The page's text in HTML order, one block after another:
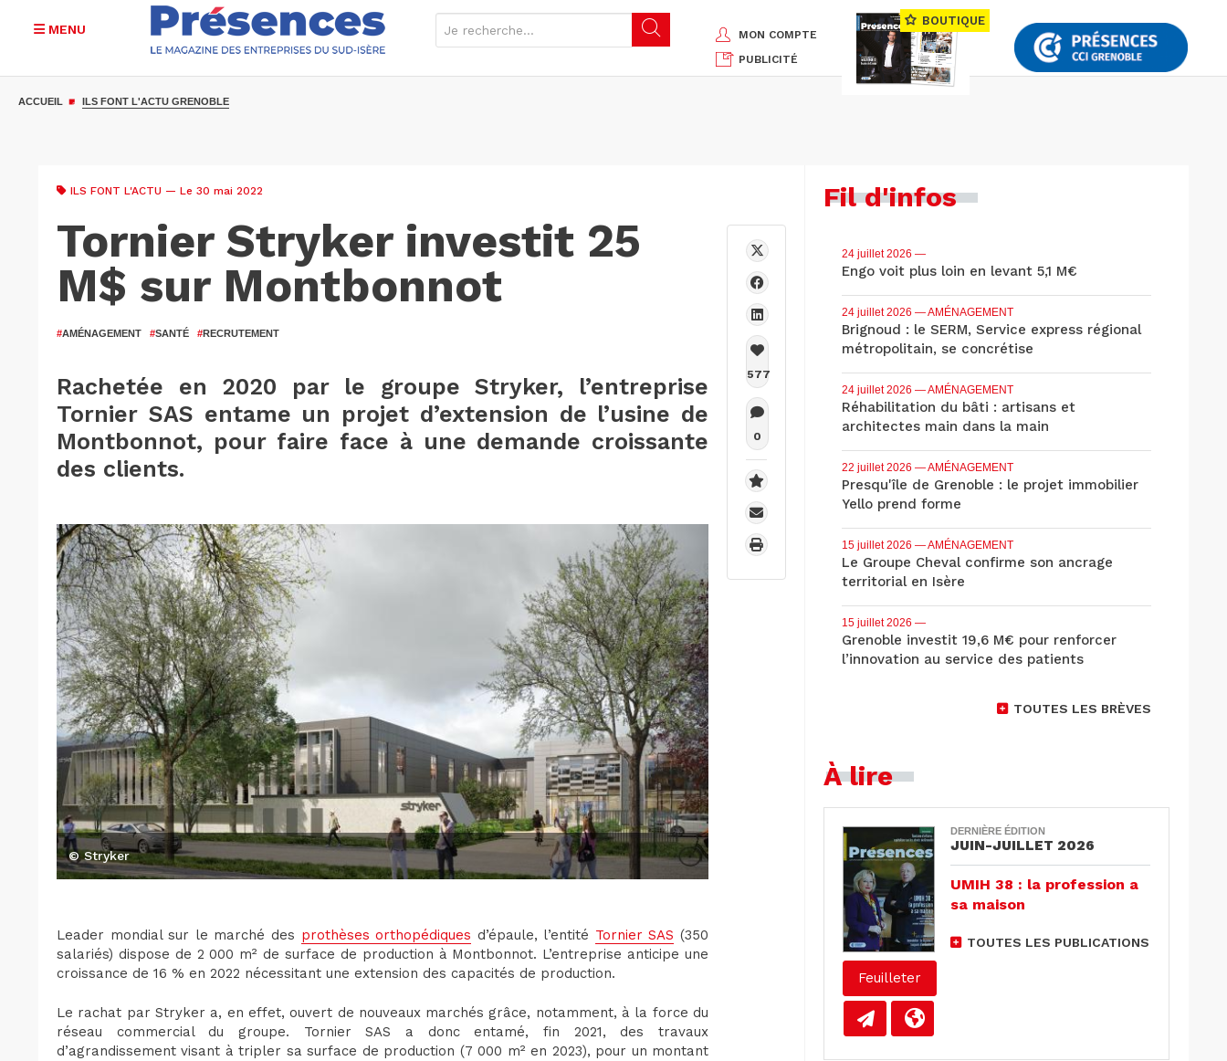
MENU
MON COMPTE
PUBLICITÉ
BOUTIQUE
ACCUEIL ILS FONT L'ACTU GRENOBLE
ILS FONT L'ACTU — Le 30 mai 2022
Tornier Stryker investit 25
M$ sur Montbonnot
#AMÉNAGEMENT #SANTÉ #RECRUTEMENT
Rachetée en 2020 par le groupe Stryker, l’entreprise
Tornier SAS entame un projet d’extension de l’usine de
Montbonnot, pour faire face à une demande croissante
des clients.
© Stryker
Leader mondial sur le marché des prothèses orthopédiques d’épaule, l’entité Tornier SAS (350
salariés) dispose de 2 000 m² de surface de production à Montbonnot. L’entreprise anticipe une
croissance de 16 % en 2022 nécessitant une extension des capacités de production.
Le rachat par Stryker a, en effet, ouvert de nouveaux marchés grâce, notamment, à la force du
réseau commercial du groupe. Tornier SAS a donc entamé, fin 2021, des travaux
d’agrandissement visant à tripler sa surface de production (7 000 m² en 2023), pour un montant
577
0
Fil d'infos
24 juillet 2026 —
Engo voit plus loin en levant 5,1 M€
24 juillet 2026 — AMÉNAGEMENT
Brignoud : le SERM, Service express régional
métropolitain, se concrétise
24 juillet 2026 — AMÉNAGEMENT
Réhabilitation du bâti : artisans et
architectes main dans la main
22 juillet 2026 — AMÉNAGEMENT
Presqu'île de Grenoble : le projet immobilier
Yello prend forme
15 juillet 2026 — AMÉNAGEMENT
Le Groupe Cheval confirme son ancrage
territorial en Isère
15 juillet 2026 —
Grenoble investit 19,6 M€ pour renforcer
l’innovation au service des patients
TOUTES LES BRÈVES
À lire
Feuilleter
DERNIÈRE ÉDITION
JUIN-JUILLET 2026
UMIH 38 : la profession a
sa maison
TOUTES LES PUBLICATIONS